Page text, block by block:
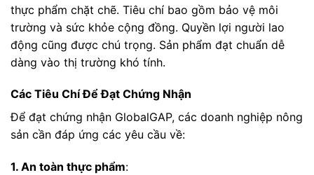
thực phẩm chặt chẽ. Tiêu chí bao gồm bảo vệ môi
trường và sức khỏe cộng đồng. Quyền lợi người lao
động cũng được chú trọng. Sản phẩm đạt chuẩn dễ
dàng vào thị trường khó tính.
Các Tiêu Chí Để Đạt Chứng Nhận
Để đạt chứng nhận GlobalGAP, các doanh nghiệp nông
sản cần đáp ứng các yêu cầu về:
1. An toàn thực phẩm: